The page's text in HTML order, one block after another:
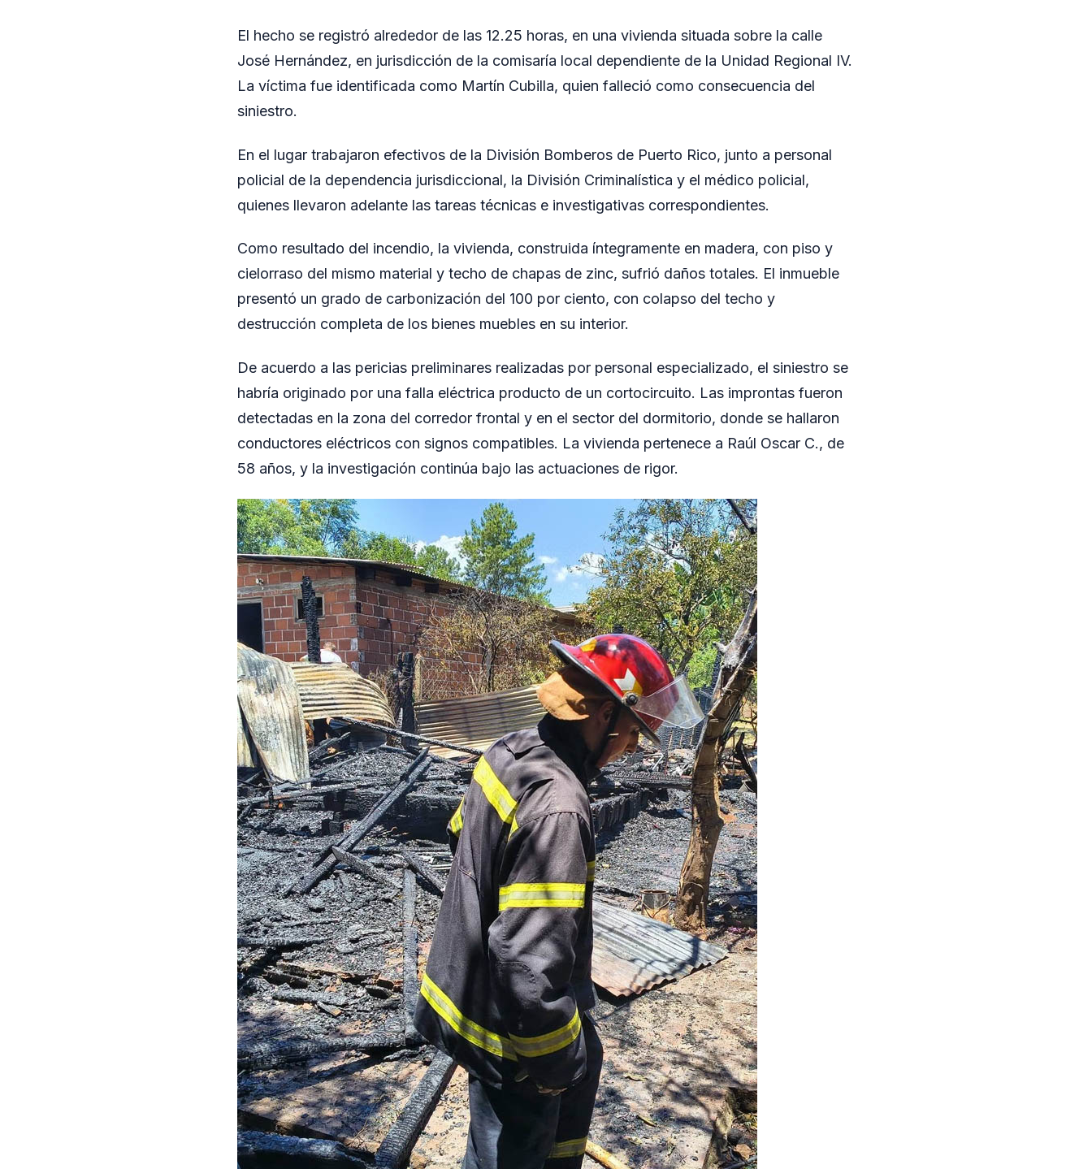
El hecho se registró alrededor de las 12.25 horas, en una vivienda situada sobre la calle
José Hernández, en jurisdicción de la comisaría local dependiente de la Unidad Regional IV.
La víctima fue identificada como Martín Cubilla, quien falleció como consecuencia del
siniestro.
En el lugar trabajaron efectivos de la División Bomberos de Puerto Rico, junto a personal
policial de la dependencia jurisdiccional, la División Criminalística y el médico policial,
quienes llevaron adelante las tareas técnicas e investigativas correspondientes.
Como resultado del incendio, la vivienda, construida íntegramente en madera, con piso y
cielorraso del mismo material y techo de chapas de zinc, sufrió daños totales. El inmueble
presentó un grado de carbonización del 100 por ciento, con colapso del techo y
destrucción completa de los bienes muebles en su interior.
De acuerdo a las pericias preliminares realizadas por personal especializado, el siniestro se
habría originado por una falla eléctrica producto de un cortocircuito. Las improntas fueron
detectadas en la zona del corredor frontal y en el sector del dormitorio, donde se hallaron
conductores eléctricos con signos compatibles. La vivienda pertenece a Raúl Oscar C., de
58 años, y la investigación continúa bajo las actuaciones de rigor.